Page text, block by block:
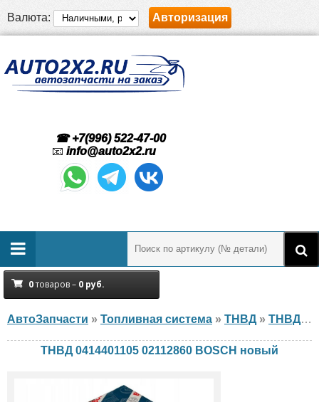
Валюта: Авторизация
☎ +7(996) 522-47-00
📧 info@auto2x2.ru
0товаров – 0 руб.
АвтоЗапчасти » Топливная система » ТНВД » ТНВД BOSCH
ТНВД 0414401105 02112860 BOSCH новый